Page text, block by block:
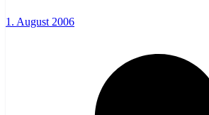
1. August 2006